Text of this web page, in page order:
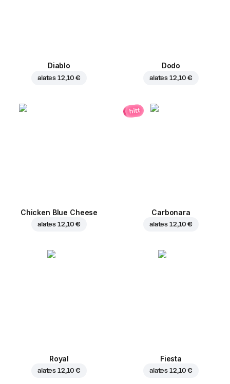
Diablo
alates 12,10 €
Dodo
alates 12,10 €
Chicken Blue Cheese
alates 12,10 €
hitt
Carbonara
alates 12,10 €
Royal
alates 12,10 €
Fiesta
alates 12,10 €